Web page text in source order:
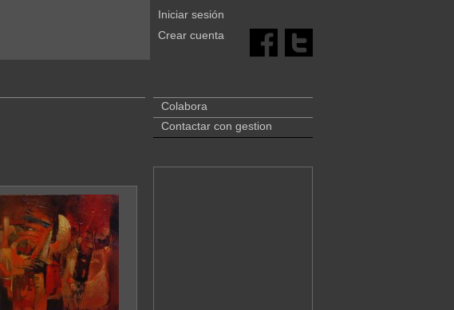
Iniciar sesión
Crear cuenta
Colabora
Contactar con gestion